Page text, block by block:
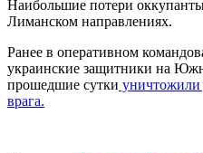
Наибольшие потери
Лиманском направлениях.
Ранее в оперативном
украинские защитники на
прошедшие сутки уничтожили
врага.